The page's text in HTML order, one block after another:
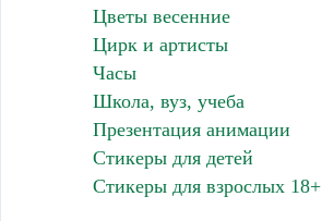
Цветы весенние
Цирк и артисты
Часы
Школа, вуз, учеба
Презентация анимации
Стикеры для детей
Стикеры для взрослых 18+